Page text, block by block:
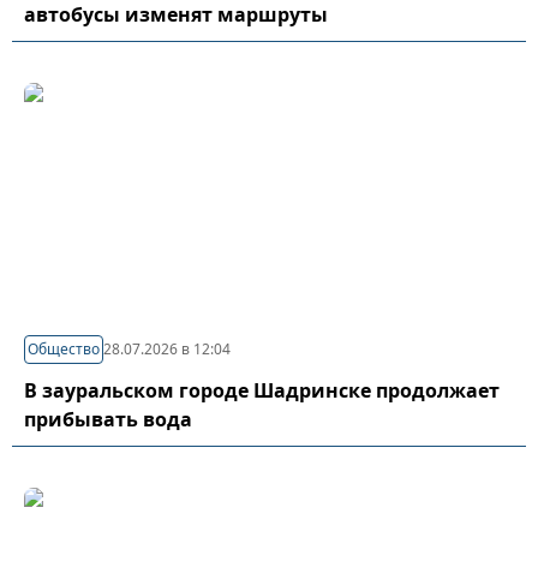
автобусы изменят маршруты
Общество28.07.2026 в 12:04
В зауральском городе Шадринске продолжает
прибывать вода